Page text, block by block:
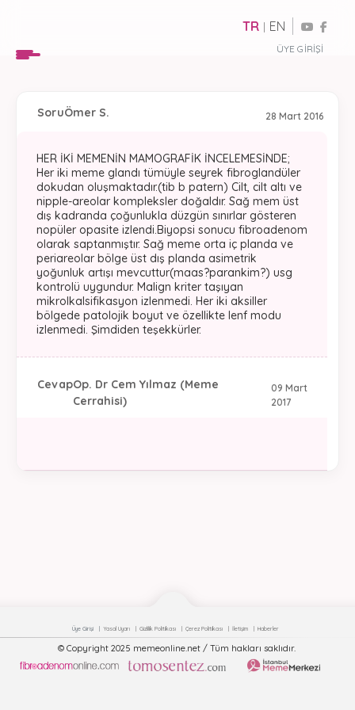
ÜYE GIRIŞI
TR | EN
28 Mart 2016
SoruÖmer S.
HER İKİ MEMENİN MAMOGRAFİK İNCELEMESİNDE;
Her iki meme glandı tümüyle seyrek fibroglandüler
dokudan oluşmaktadır.(tib b patern) Cilt, cilt altı ve
nipple-areolar kompleksler doğaldır. Sağ mem üst
dış kadranda çoğunlukla düzgün sınırlar gösteren
nopüler opasite izlendi.Biyopsi sonucu fibroadenom
olarak saptanmıştır. Sağ meme orta iç planda ve
periareolar bölge üst dış planda asimetrik
yoğunluk artışı mevcuttur(maas?parankim?) usg
kontrolü uygundur. Malign kriter taşıyan
mikrolkalsifikasyon izlenmedi. Her iki aksiller
bölgede patolojik boyut ve özellikte lenf modu
izlenmedi. Şimdiden teşekkürler.
09 Mart
2017
CevapOp. Dr Cem Yılmaz (Meme
Cerrahisi)
Üye Girişi Yasal Uyarı Gizlilik Politikası Çerez Politikası İletişim Haberler
© Copyright 2025 memeonline.net / Tüm hakları saklıdır.